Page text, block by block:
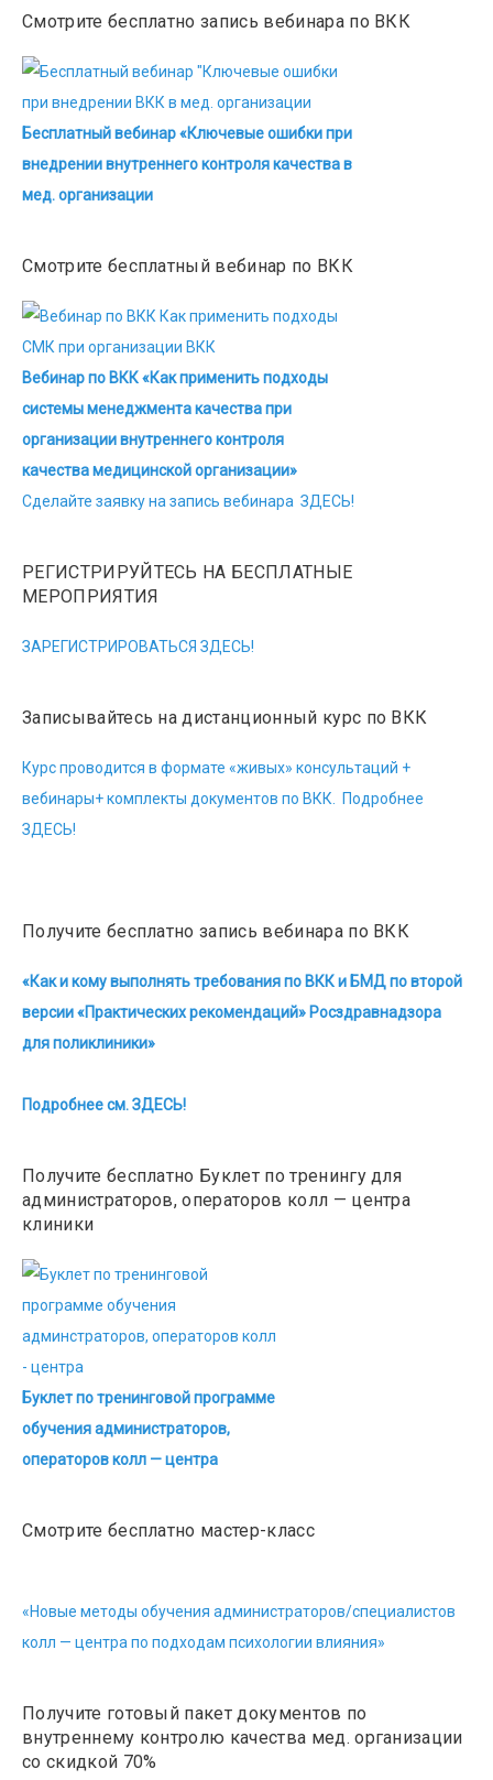
Смотрите бесплатно запись вебинара по ВКК
Бесплатный вебинар «Ключевые ошибки при
внедрении внутреннего контроля качества в
мед. организации
Смотрите бесплатный вебинар по ВКК
Вебинар по ВКК «Как применить подходы
системы менеджмента качества при
организации внутреннего контроля
качества медицинской организации»
Сделайте заявку на запись вебинара ЗДЕСЬ!
РЕГИСТРИРУЙТЕСЬ НА БЕСПЛАТНЫЕ
МЕРОПРИЯТИЯ
ЗАРЕГИСТРИРОВАТЬСЯ ЗДЕСЬ!
Записывайтесь на дистанционный курс по ВКК
Курс проводится в формате «живых» консультаций +
вебинары+ комплекты документов по ВКК. Подробнее
ЗДЕСЬ!
Получите бесплатно запись вебинара по ВКК
«Как и кому выполнять требования по ВКК и БМД по второй
версии «Практических рекомендаций» Росздравнадзора
для поликлиники»
Подробнее см. ЗДЕСЬ!
Получите бесплатно Буклет по тренингу для
администраторов, операторов колл — центра
клиники
Буклет по тренинговой программе
обучения администраторов,
операторов колл — центра
Смотрите бесплатно мастер-класс
«Новые методы обучения администраторов/специалистов
колл — центра по подходам психологии влияния»
Получите готовый пакет документов по
внутреннему контролю качества мед. организации
со скидкой 70%